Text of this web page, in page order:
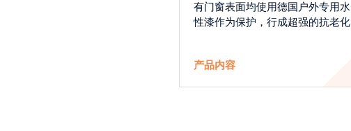
有门窗表面均使用德国户外专用水
性漆作为保护，行成超强的抗老化
产品内容